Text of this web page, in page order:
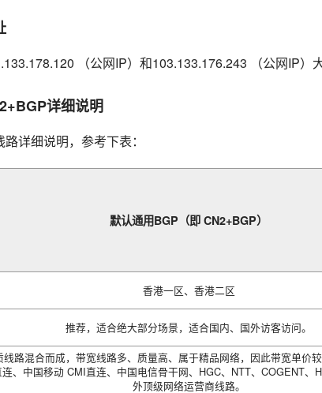
（公网IP）和103.133.176.243 （公网IP）
详细说明
详细说明，参考下表：
默认通用BGP（即 CN2+BGP）
香港一区、香港二区
推荐，适合绝大部分场景，适合国内、国外访客访问。
路混合而成，带宽线路多、质量高、属于精品网络，因此带宽单价
、中国移动 CMI直连、中国电信骨干网、HGC、NTT、COGENT、
外顶级网络运营商线路。